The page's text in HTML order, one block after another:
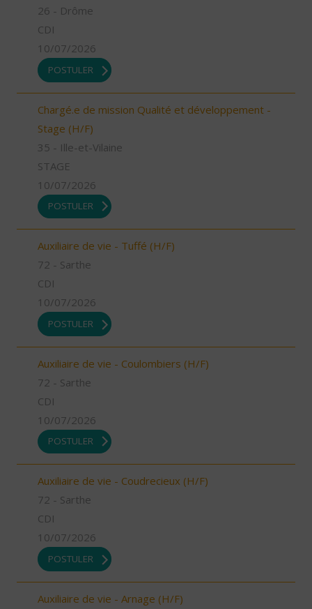
26 - Drôme
CDI
10/07/2026
POSTULER
Chargé.e de mission Qualité et développement -
Stage (H/F)
35 - Ille-et-Vilaine
STAGE
10/07/2026
POSTULER
Auxiliaire de vie - Tuffé (H/F)
72 - Sarthe
CDI
10/07/2026
POSTULER
Auxiliaire de vie - Coulombiers (H/F)
72 - Sarthe
CDI
10/07/2026
POSTULER
Auxiliaire de vie - Coudrecieux (H/F)
72 - Sarthe
CDI
10/07/2026
POSTULER
Auxiliaire de vie - Arnage (H/F)